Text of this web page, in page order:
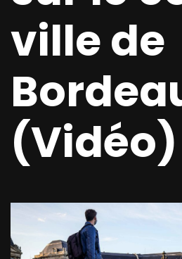
ville de
(Vidéo)